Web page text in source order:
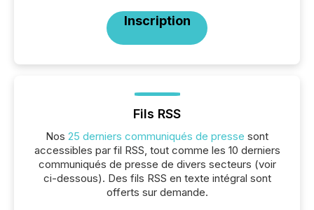
Inscription
Fils RSS
Nos 25 derniers communiqués de presse sont
accessibles par fil RSS, tout comme les 10 derniers
communiqués de presse de divers secteurs (voir
ci-dessous). Des fils RSS en texte intégral sont
offerts sur demande.